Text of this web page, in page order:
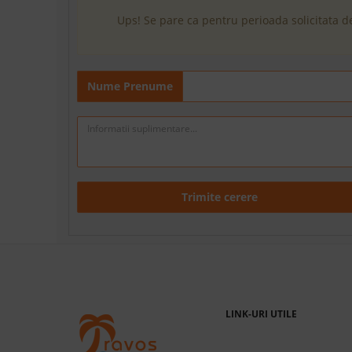
Ups! Se pare ca pentru perioada solicitata
Nume Prenume
Trimite cerere
LINK-URI UTILE